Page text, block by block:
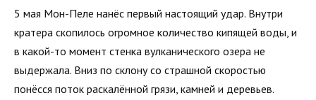
5 мая Мон-Пеле нанёс первый настоящий удар. Внутри
кратера скопилось огромное количество кипящей воды, и
в какой-то момент стенка вулканического озера не
выдержала. Вниз по склону со страшной скоростью
понёсся поток раскалённой грязи, камней и деревьев.